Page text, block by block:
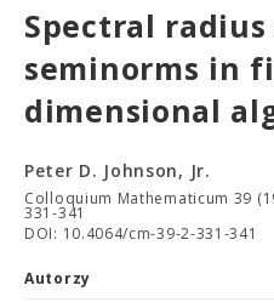
Spectral radius
seminorms in
dimensional
Peter D. Johnson, Jr.
Colloquium Mathematicum 39
331-341
DOI: 10.4064/cm-39-2-331-341
Autorzy